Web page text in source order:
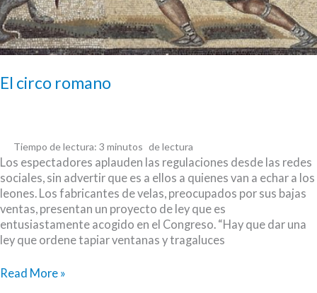
El circo romano
Tiempo de lectura: 3 minutos
Los espectadores aplauden las regulaciones desde las redes
sociales, sin advertir que es a ellos a quienes van a echar a los
leones. Los fabricantes de velas, preocupados por sus bajas
ventas, presentan un proyecto de ley que es
entusiastamente acogido en el Congreso. “Hay que dar una
ley que ordene tapiar ventanas y tragaluces
El
Read More »